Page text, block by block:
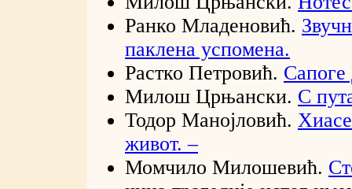
Ранко Младеновић.
паклена успомена.
Растко Петровић.
Милош Црњански. С
Тодор Манојловић.
живот. –
Момчило Милошевић.